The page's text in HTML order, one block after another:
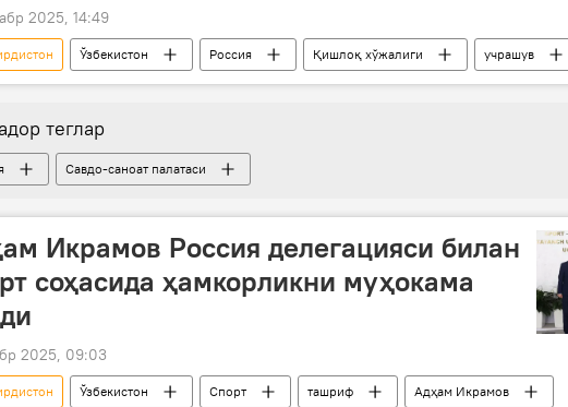
2025, 14:49
Ўзбекистон Россия Қишлоқ хўжалиги
учрашув
Тошкент вилояти
теглар
Савдо-саноат палатаси
Икрамов Россия делегацияси билан
соҳасида ҳамкорликни муҳокама
2025, 09:03
Ўзбекистон Спорт ташриф
Адҳам Икрамов